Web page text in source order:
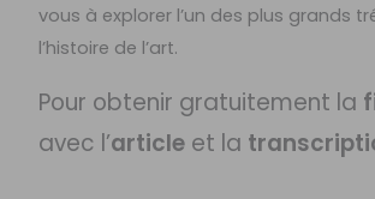
vous à explorer l’un des plus grands
l’histoire de l’art.
Pour obtenir gratuitement la
avec l’article et la